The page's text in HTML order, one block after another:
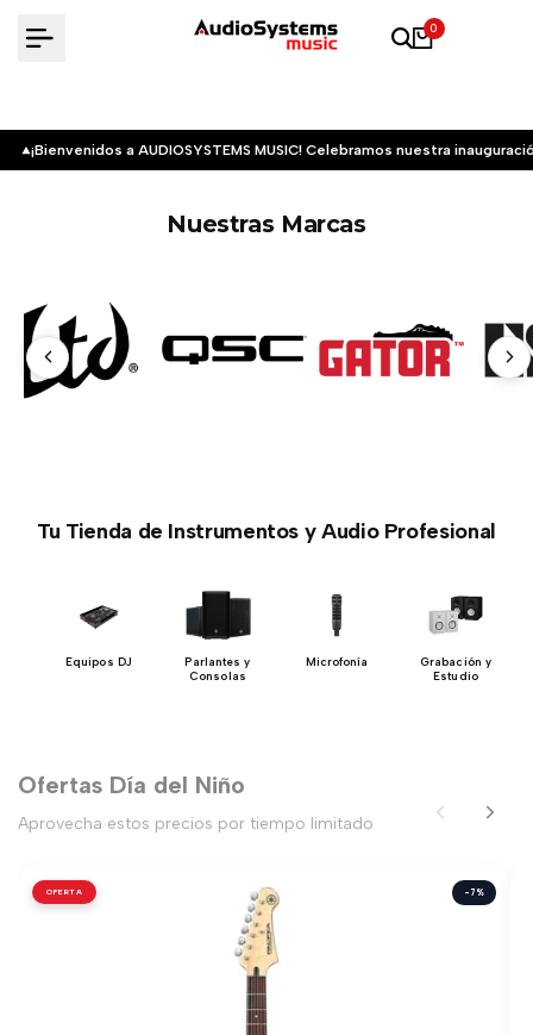
0
¡Bienvenidos a AUDIOSYSTEMS MUSIC! Celebramos nuestra
Nuestras Marcas
Tu Tienda de Instrumentos y Audio Profesional
Equipos DJ
Parlantes y
Consolas
Microfonía
Grabación y
Estudio
Ofertas Día del Niño
Aprovecha estos precios por tiempo limitado
OFERTA -7%